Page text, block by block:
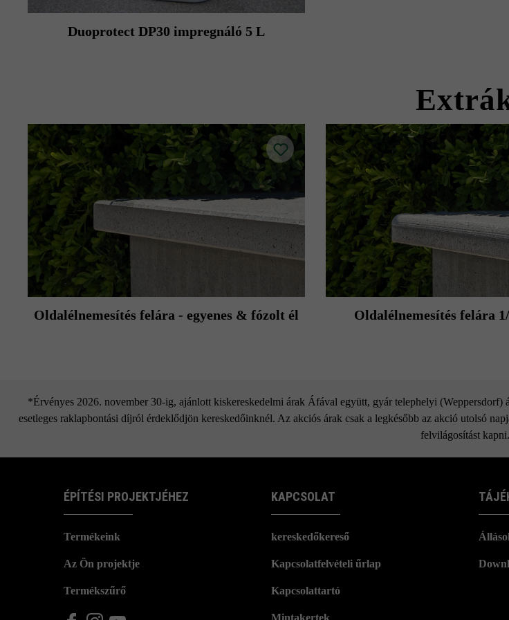
Duoprotect DP30 impregnáló 5 L
Oldalélnemesítés felára - egyenes & fózolt él
*Érvényes 2026. november 30-ig, ajánlott kiskereskedelmi árak Áfával együtt, gyár telephelyi (Weppersdorf)
esetleges raklapbontási díjról érdeklődjön kereskedőinknél. Az akciós árak csak a legkésőbb az akció utolsó
felvilágosítást kapni.
ÉPÍTÉSI PROJEKTJÉHEZ
Termékeink
Az Ön projektje
Termékszűrő
KAPCSOLAT
kereskedőkereső
Kapcsolatfelvételi űrlap
Kapcsolattartó
Mintakertek